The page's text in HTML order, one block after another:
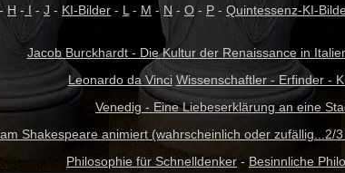
- H - I - J - KI-Bilder - L - M - N - O - P - Quintessenz-KI-
Jacob Burckhardt - Die Kultur der Renaissance in
Leonardo da Vinci Wissenschaftler - Erfinder -
Venedig - Eine Liebeserklärung an eine
Shakespeare animiert (wahrscheinlich oder zufällig...2/
Philosophie für Schnelldenker - Besinnliche